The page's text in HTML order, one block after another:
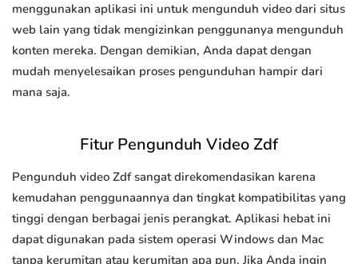
menggunakan aplikasi ini untuk mengunduh video dari situs
web lain yang tidak mengizinkan penggunanya mengunduh
konten mereka. Dengan demikian, Anda dapat dengan
mudah menyelesaikan proses pengunduhan hampir dari
mana saja.
Fitur Pengunduh Video Zdf
Pengunduh video Zdf sangat direkomendasikan karena
kemudahan penggunaannya dan tingkat kompatibilitas yang
tinggi dengan berbagai jenis perangkat. Aplikasi hebat ini
dapat digunakan pada sistem operasi Windows dan Mac
tanpa kerumitan atau kerumitan apa pun. Jika Anda ingin